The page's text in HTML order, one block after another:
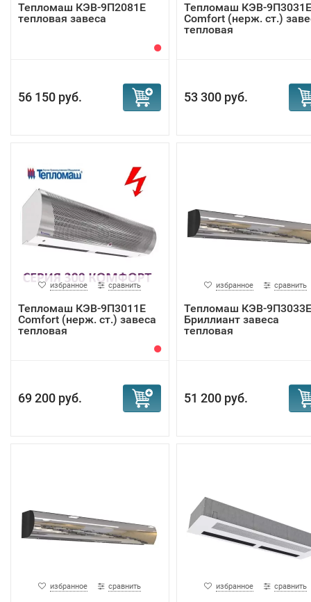
Тепломаш КЭВ-9П2081E
тепловая завеса
56 150 руб.
Тепломаш КЭВ-9П3031Е
Comfort (нерж. ст.)
тепловая
53 300 руб.
избранное сравнить
Тепломаш КЭВ-9П3011Е
Comfort (нерж. ст.) завеса
тепловая
69 200 руб.
избранное сравнить
Тепломаш КЭВ-9П3033Е
Бриллиант завеса
тепловая
51 200 руб.
избранное сравнить избранное сравнить